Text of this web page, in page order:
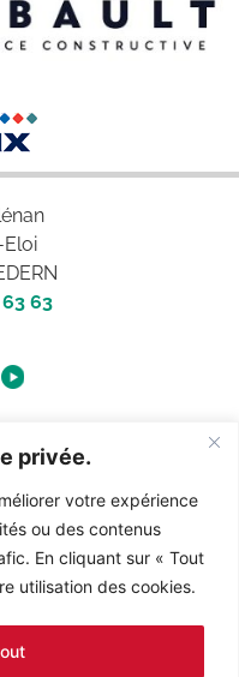
privée.
votre expérience
ou des contenus
En cliquant sur « Tout
utilisation des cookies.
Eloi
63
nous ?